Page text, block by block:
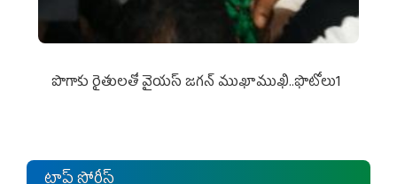
పొగాకు రైతుల‌తో వైయ‌స్ జ‌గ‌న్ ముఖాముఖి..ఫొటోలు1